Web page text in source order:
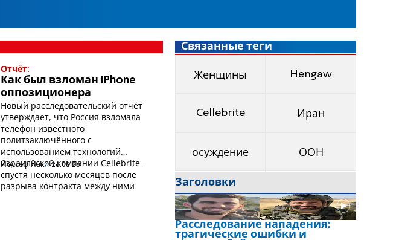
Отчёт:
Как был взломан iPhone
оппозиционера
Новый расследовательский отчёт
утверждает, что Россия взломала
телефон известного
политзаключённого с
использованием технологий
израильской компании Cellebrite -
спустя несколько месяцев после
разрыва контракта между ними
Йоссеф Йак 26.06.26
Связанные теги
Женщины Hengaw
Cellebrite Иран
осуждение ООН
Заголовки
Расследование нападения:
трагические ошибки и